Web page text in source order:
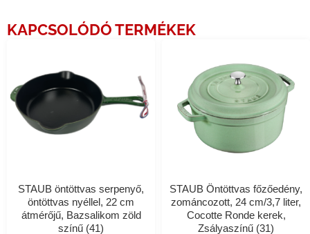
KAPCSOLÓDÓ TERMÉKEK
STAUB öntöttvas serpenyő,
öntöttvas nyéllel, 22 cm
átmérőjű, Bazsalikom zöld
színű (41)
STAUB Öntöttvas főzőedény,
zománcozott, 24 cm/3,7 liter,
Cocotte Ronde kerek,
Zsályaszínű (31)